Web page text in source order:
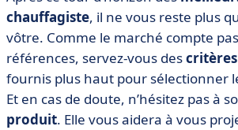
chauffagiste, il ne vous reste plus
vôtre. Comme le marché compte
références, servez-vous des
fournis plus haut pour sélectionner
Et en cas de doute, n’hésitez pas à
produit. Elle vous aidera à vous